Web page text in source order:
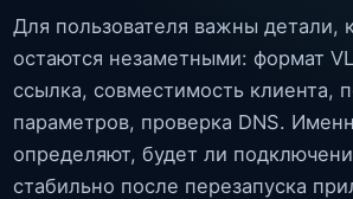
Для пользователя важны детали,
остаются незаметными: формат
ссылка, совместимость клиента,
параметров, проверка DNS.
определяют, будет ли
стабильно после перезапуска